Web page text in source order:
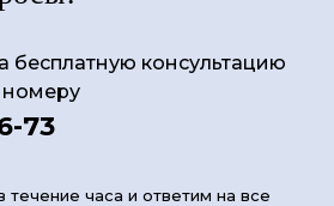
бесплатную консультацию
номеру
73
часа и ответим на все